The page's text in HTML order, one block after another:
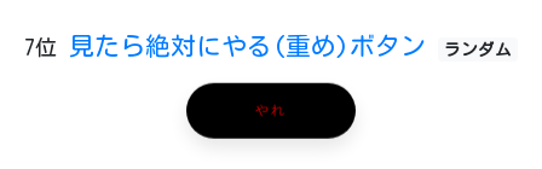
7位 見たら絶対にやる(重め)ボタン ランダム
やれ